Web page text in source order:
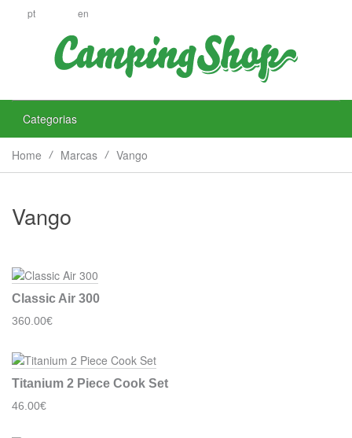
pt en
Categorias
Home Marcas Vango
Vango
Classic Air 300
360.00€
Titanium 2 Piece Cook Set
46.00€